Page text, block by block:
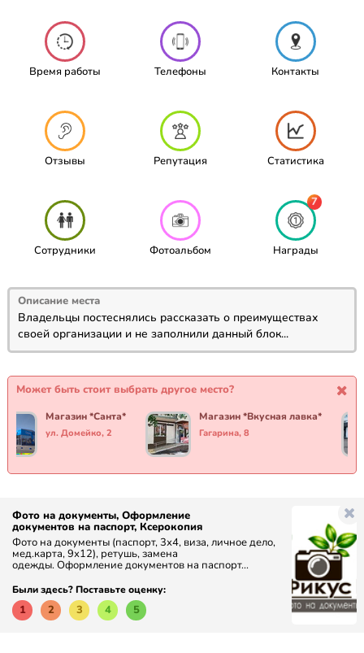
Время работы Телефоны Контакты
Отзывы Репутация Статистика
Сотрудники Фотоальбом
7
Награды
Описание места
Владельцы постеснялись рассказать о преимуществах
своей организации и не заполнили данный блок...
Может быть стоит выбрать другое место?
Магазин *Санта*
ул. Домейко, 2
Магазин *Вкусная лавка*
Гагарина, 8
Фото на документы, Оформление
документов на паспорт, Ксерокопия
Фото на документы (паспорт, 3х4, виза, личное дело,
мед.карта, 9х12), ретушь, замена
одежды. Оформление документов на паспорт...
Были здесь? Поставьте оценку:
1 2 3 4 5